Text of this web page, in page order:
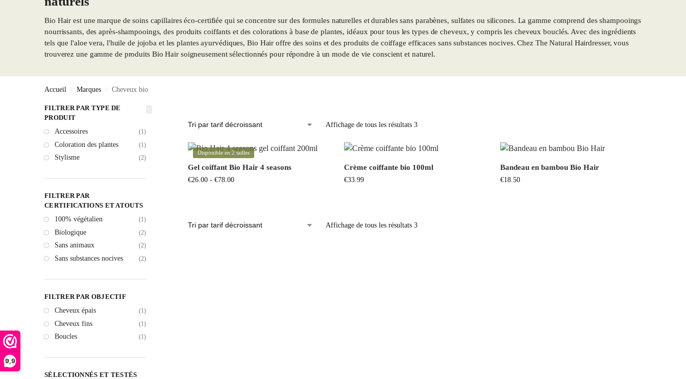
9,9
Bio Hair est une marque de soins capillaires éco-certifiée qui se concentre sur des formules naturelles et durables sans parabènes, sulfates ou silicones. La gamme comprend des shampooings
nourrissants, des après-shampooings, des produits coiffants et des colorations à base de plantes, idéaux pour tous les types de cheveux, y compris les cheveux bouclés. Avec des ingrédients
tels que l'aloe vera, l'huile de jojoba et les plantes ayurvédiques, Bio Hair offre des soins et des produits de coiffage efficaces sans substances nocives. Chez The Natural Hairdresser, vous
trouverez une gamme de produits Bio Hair soigneusement sélectionnés pour répondre à un mode de vie conscient et naturel.
Accueil / Marques / Cheveux bio
Affichage de tous les résultats 3
Disponible en 2 tailles
Gel coiffant Bio Hair 4 seasons
€26.00 - €78.00
Crème coiffante bio 100ml
€33.99
Bandeau en bambou Bio Hair
€18.50
Affichage de tous les résultats 3
FILTRER PAR TYPE DE
PRODUIT
Accessoires
(1)
Coloration des plantes (1)
Stylisme (2)
FILTRER PAR
CERTIFICATIONS ET ATOUTS
100% végétalien
(1)
Biologique (2)
Sans animaux (2)
Sans substances nocives (2)
FILTRER PAR OBJECTIF
Cheveux épais
(1)
Cheveux fins (1)
Boucles (1)
SÉLECTIONNÉS ET TESTÉS